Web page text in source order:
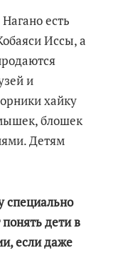
есть
Иссы, а
и
хайку
блошек
Детям
специально
дети в
если даже